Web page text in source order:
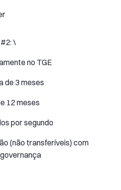
\
no TGE
de 3 meses
12 meses
por segundo
(não transferíveis) com